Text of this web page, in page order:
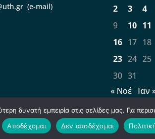
(e-mail)
2
3 4
9
10 11
16 17 18
23 24 25
30 31
« Νοέ Ιαν
2025 |Software+Hardware=
δυνατή εμπειρία στις σελίδες μας. Για
Αποδέχομαι
Δεν αποδέχομαι